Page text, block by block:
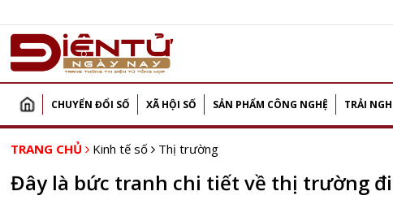
CHUYỂN ĐỔI SỐ XÃ HỘI SỐ SẢN PHẨM CÔNG NGHỆ TRẢI
TRANG CHỦ Kinh tế số Thị trường
Đây là bức tranh chi tiết về thị trường